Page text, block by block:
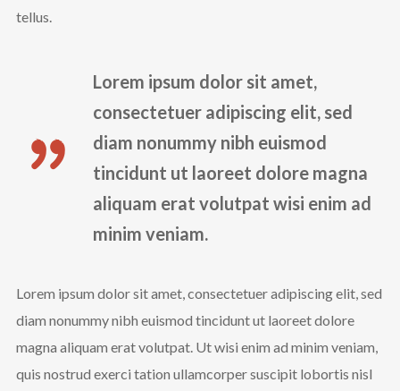
tellus.
Lorem ipsum dolor sit amet,
consectetuer adipiscing elit, sed
diam nonummy nibh euismod
tincidunt ut laoreet dolore magna
aliquam erat volutpat wisi enim ad
minim veniam.
Lorem ipsum dolor sit amet, consectetuer adipiscing elit, sed
diam nonummy nibh euismod tincidunt ut laoreet dolore
magna aliquam erat volutpat. Ut wisi enim ad minim veniam,
quis nostrud exerci tation ullamcorper suscipit lobortis nisl